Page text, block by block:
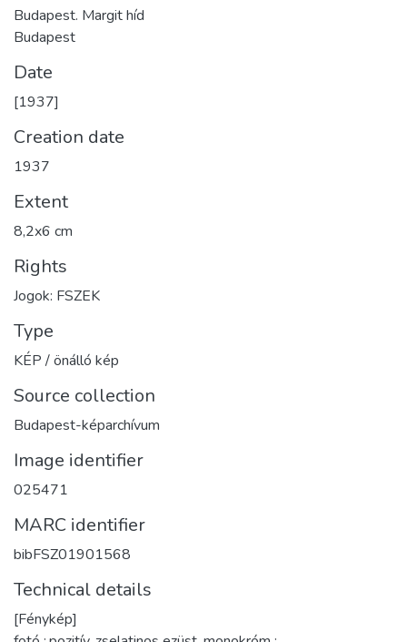
Budapest. Margit híd
Budapest
Date
[1937]
Creation date
1937
Extent
8,2x6 cm
Rights
Jogok: FSZEK
Type
KÉP / önálló kép
Source collection
Budapest-képarchívum
Image identifier
025471
MARC identifier
bibFSZ01901568
Technical details
[Fénykép]